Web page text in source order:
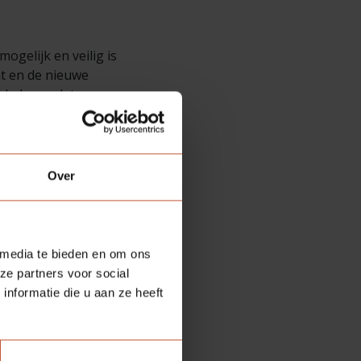
Over
te bieden en om ons
partners voor social
die u aan ze heeft
en veilig is
en de nieuwe
zodat
binnen
de
is een tweede. Is dit
vaak gebruik. Ik